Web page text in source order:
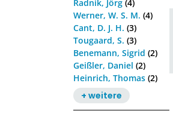
Radnik, Jörg (4)
Werner, W. S. M. (4)
Cant, D. J. H. (3)
Tougaard, S. (3)
Benemann, Sigrid (2)
Geißler, Daniel (2)
Heinrich, Thomas (2)
+ weitere